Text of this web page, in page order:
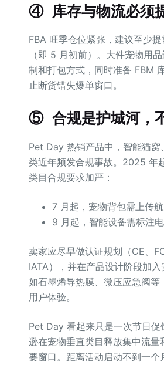
④ 库存与物流必须
FBA 旺季仓位紧张，建议至少
（即 5 月初前）。大件宠物用
制和打包方式，同时准备 FBM
止断货错失爆单窗口。
⑤ 合规是护城河，
Pet Day 热销产品中，智能猫窝
类近年频发合规事故。2025 年
类目合规要求加严：
7 月起，宠物背包需上传航
9 月起，智能设备需标注电
卖家应尽早做认证规划（CE、
IATA），并在产品设计阶段加入
如石墨烯导热膜、微压应急阀等
用户体验。
Pet Day 看起来只是一次节日促
逊在宠物垂直类目释放集中流量
要窗口。距离活动启动不到一个